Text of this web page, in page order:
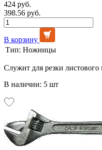
424 руб.
398.56 руб.
В корзину
Тип: Ножницы
Служит для резки
В наличии: 5 шт